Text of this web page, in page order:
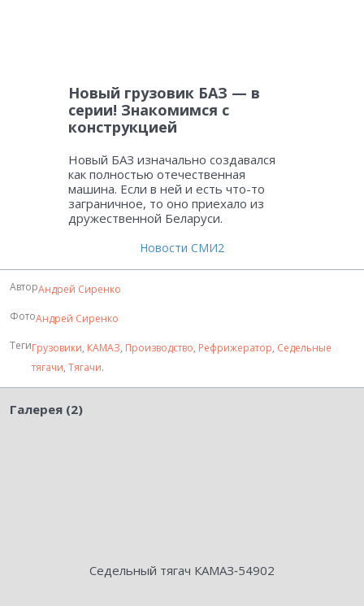
Новый грузовик БАЗ — в
серии! Знакомимся с
конструкцией
Новый БАЗ изначально создавался
как полностью отечественная
машина. Если в ней и есть что-то
заграничное, то оно приехало из
дружественной Беларуси.
Новости СМИ2
АвторАндрей Сиренко
ФотоАндрей Сиренко
ТегиГрузовики, КАМАЗ, Производство, Рефрижератор, Седельные
тягачи, Тягачи.
Галерея (2)
Седельный тягач КАМАЗ‑54902